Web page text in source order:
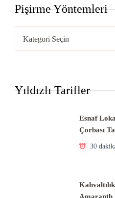
Pişirme Yöntemleri
Yöntemleri
Yıldızlı Tarifler
Esnaf
Çorbası
30